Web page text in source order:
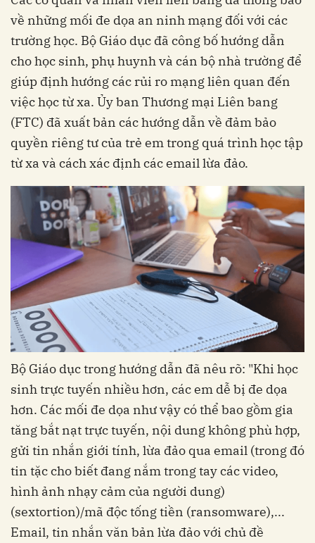
về những mối đe dọa an ninh mạng đối với các
trường học. Bộ Giáo dục đã công bố hướng dẫn
cho học sinh, phụ huynh và cán bộ nhà trường để
giúp định hướng các rủi ro mạng liên quan đến
việc học từ xa. Ủy ban Thương mại Liên bang
(FTC) đã xuất bản các hướng dẫn về đảm bảo
quyền riêng tư của trẻ em trong quá trình học tập
từ xa và cách xác định các email lừa đảo.
Bộ Giáo dục trong hướng dẫn đã nêu rõ: "Khi học
sinh trực tuyến nhiều hơn, các em dễ bị đe dọa
hơn. Các mối đe dọa như vậy có thể bao gồm gia
tăng bắt nạt trực tuyến, nội dung không phù hợp,
gửi tin nhắn giới tính, lừa đảo qua email (trong đó
tin tặc cho biết đang nắm trong tay các video,
hình ảnh nhạy cảm của người dung)
(sextortion)/mã độc tống tiền (ransomware),...
Email, tin nhắn văn bản lừa đảo với chủ đề